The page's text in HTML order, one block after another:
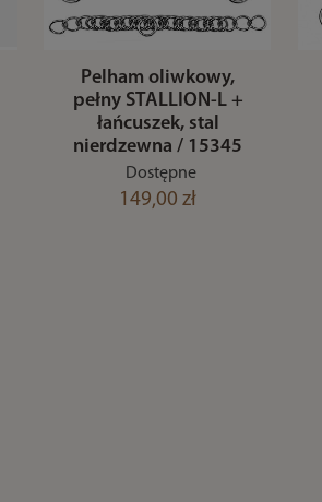
Pelham oliwkowy,
pełny STALLION-L +
łańcuszek, stal
nierdzewna / 15345
Dostępne
149,00 zł